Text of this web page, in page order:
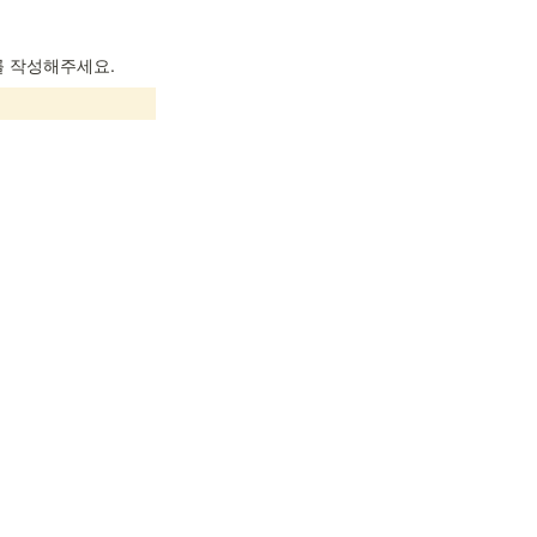
작성해주세요.